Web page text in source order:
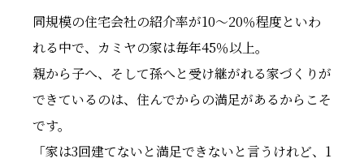
同規模の住宅会社の紹介率が10〜20％程度といわ
れる中で、カミヤの家は毎年45％以上。
親から子へ、そして孫へと受け継がれる家づくりが
できているのは、住んでからの満足があるからこそ
です。
「家は3回建てないと満足できないと言うけれど、1